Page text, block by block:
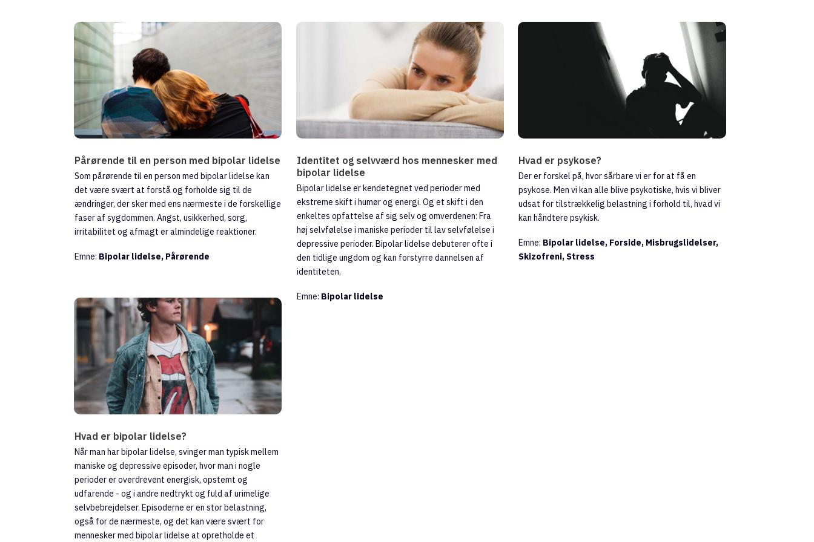
Pårørende til en person med bipolar lidelse
Som pårørende til en person med bipolar lidelse kan
det være svært at forstå og forholde sig til de
ændringer, der sker med ens nærmeste i de forskellige
faser af sygdommen. Angst, usikkerhed, sorg,
irritabilitet og afmagt er almindelige reaktioner.
Emne: Bipolar lidelse, Pårørende
Identitet og selvværd hos mennesker med
bipolar lidelse
Bipolar lidelse er kendetegnet ved perioder med
ekstreme skift i humør og energi. Og et skift i den
enkeltes opfattelse af sig selv og omverdenen: Fra
høj selvfølelse i maniske perioder til lav selvfølelse i
depressive perioder. Bipolar lidelse debuterer ofte i
den tidlige ungdom og kan forstyrre dannelsen af
identiteten.
Emne: Bipolar lidelse
Hvad er psykose?
Der er forskel på, hvor sårbare vi er for at få en
psykose. Men vi kan alle blive psykotiske, hvis vi bliver
udsat for tilstrækkelig belastning i forhold til, hvad vi
kan håndtere psykisk.
Emne: Bipolar lidelse, Forside, Misbrugslidelser,
Skizofreni, Stress
Hvad er bipolar lidelse?
Når man har bipolar lidelse, svinger man typisk mellem
maniske og depressive episoder, hvor man i nogle
perioder er overdrevent energisk, opstemt og
udfarende - og i andre nedtrykt og fuld af urimelige
selvbebrejdelser. Episoderne er en stor belastning,
også for de nærmeste, og det kan være svært for
mennesker med bipolar lidelse at opretholde et